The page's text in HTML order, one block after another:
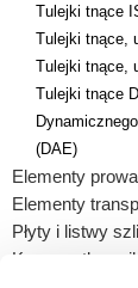
Tulejki tnące
Tulejki tnące,
Tulejki tnące,
Tulejki tnące
(DAE)
Elementy
Elementy
Płyty i listwy
Korpusy